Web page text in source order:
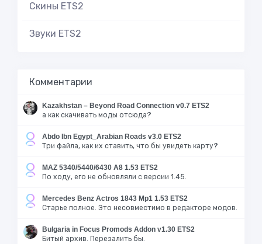
Скины ETS2
Звуки ETS2
Комментарии
Kazakhstan – Beyond Road Connection v0.7 ETS2
а как скачивать моды отсюда?
Abdo Ibn Egypt_Arabian Roads v3.0 ETS2
Три файла, как их ставить, что бы увидеть карту?
MAZ 5340/5440/6430 A8 1.53 ETS2
По ходу, его не обновляли с версии 1.45.
Mercedes Benz Actros 1843 Mp1 1.53 ETS2
Старье полное. Это несовместимо в редакторе модов.
Bulgaria in Focus Promods Addon v1.30 ETS2
Битый архив. Перезалить бы.